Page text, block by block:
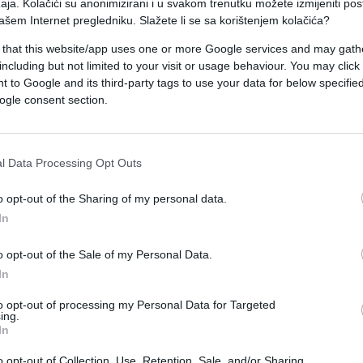
Kolačići su anonimizirani i u svakom trenutku možete izmijeniti
Internet pregledniku. Slažete li se sa korištenjem kolačića?
that this website/app uses one or more Google services and may
but not limited to your visit or usage behaviour. You may
to Google and its third-party tags to use your data for below
consent section.
Data Processing Opt Outs
opt-out of the Sharing of my personal data.
opt-out of the Sale of my Personal Data.
opt-out of processing my Personal Data for Targeted
kaznu od 15 godina zatvora. Suđeno mu
Evo koliko će robijati u zatvoru!
- zlostavljanje zatvorenika na Kninskoj